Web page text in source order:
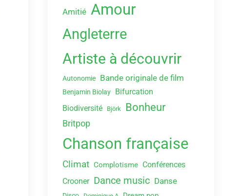
Amitié Amour
Angleterre
Artiste à découvrir
Autonomie Bande originale de film
Benjamin Biolay
Bifurcation
Biodiversité
Björk Bonheur
Britpop
Chanson française
Climat Complotisme Conférences
Crooner Dance music Danse